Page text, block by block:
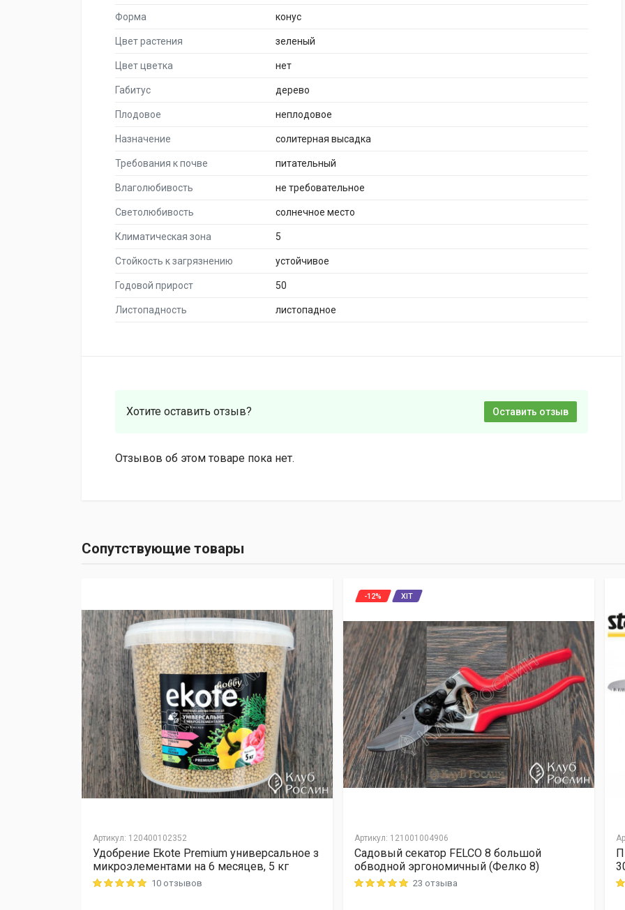
Форма конус
Цвет растения зеленый
Цвет цветка нет
Габитус дерево
Плодовое неплодовое
Назначение солитерная высадка
Требования к почве питательный
Влаголюбивость не требовательное
Светолюбивость солнечное место
Климатическая зона 5
Стойкость к загрязнению устойчивое
Годовой прирост 50
Листопадность листопадное
Хотите оставить отзыв? Оставить отзыв
Отзывов об этом товаре пока нет.
Сопутствующие товары
Артикул: 120400102352
Удобрение Ekote Premium универсальное з
микроэлементами на 6 месяцев, 5 кг
Rating: 5 out of 510 отзывов
Артикул: 121001004906
-12% ХІТ
Садовый секатор FELCO 8 большой
обводной эргономичный (Фелко 8)
Rating: 5 out of 523 отзыва